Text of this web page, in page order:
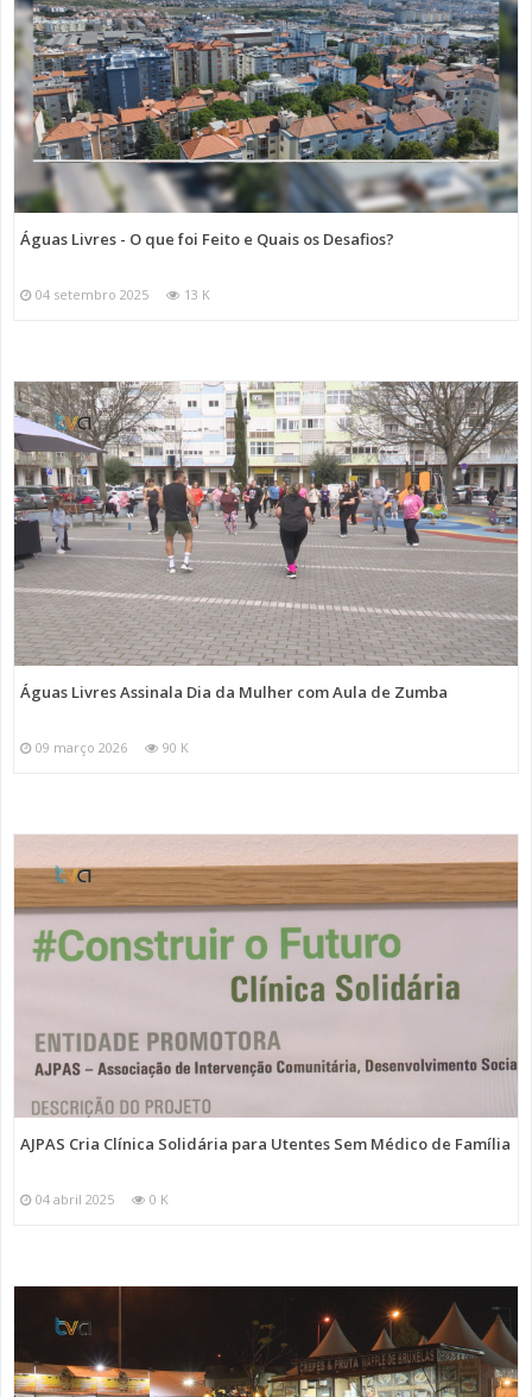
Águas Livres - O que foi Feito e Quais os Desafios?
04 setembro 2025 13 K
Águas Livres Assinala Dia da Mulher com Aula de Zumba
09 março 2026 90 K
AJPAS Cria Clínica Solidária para Utentes Sem Médico de Família
04 abril 2025 0 K